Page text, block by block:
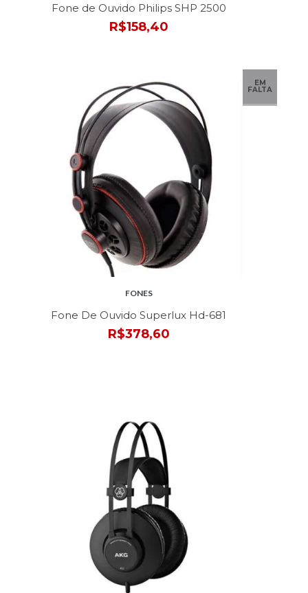
Fone de Ouvido Philips SHP 2500
R$158,40
EM
FALTA
FONES
Fone De Ouvido Superlux Hd-681
R$378,60